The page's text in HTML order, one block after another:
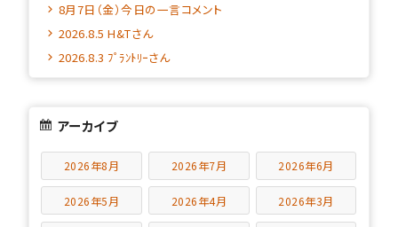
8月7日（金）今日の一言コメント
2026.8.5 H&Tさん
2026.8.3 ﾌﾟﾗﾝﾄﾘｰさん
アーカイブ
2026年8月 2026年7月 2026年6月
2026年5月 2026年4月 2026年3月